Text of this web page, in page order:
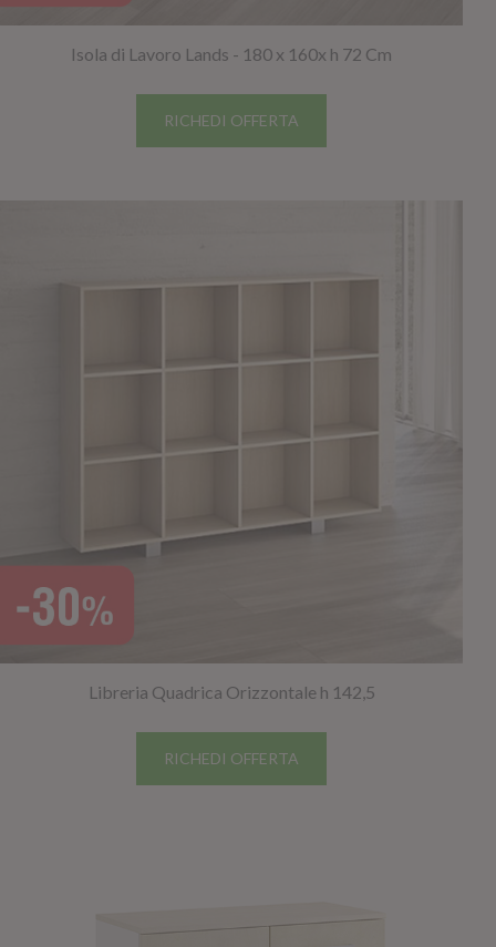
Isola di Lavoro Lands - 180 x 160x h 72 Cm
RICHEDI OFFERTA
Libreria Quadrica Orizzontale h 142,5
RICHEDI OFFERTA